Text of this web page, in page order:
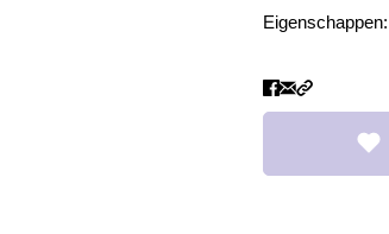
Eigenschappen: